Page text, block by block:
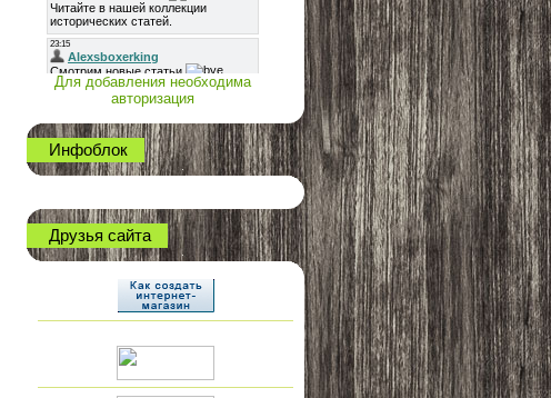
Для добавления необходима
авторизация
Инфоблок
Друзья сайта